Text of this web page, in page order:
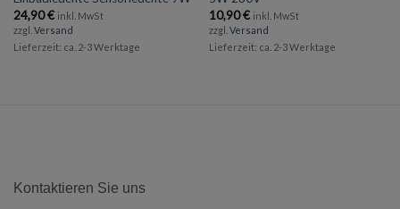
24,90€ inkl. MwSt
zzgl. Versand
Lieferzeit: ca. 2-3 Werktage
10,90€ inkl. MwSt
zzgl. Versand
Lieferzeit: ca. 2-3 Werktage
Kontaktieren Sie uns